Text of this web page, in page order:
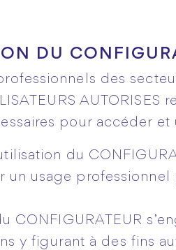
DU
des
pour accéder et
du
un usage
CONFIGURATEUR
y figurant à des fins